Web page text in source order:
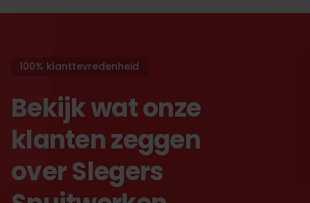
100% klanttevredenheid
Bekijk wat onze
klanten zeggen
over Slegers